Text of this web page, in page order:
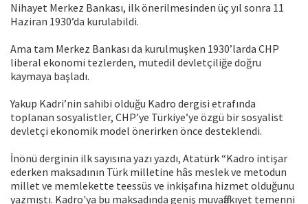
Nihayet Merkez Bankası, ilk önerilmesinden üç yıl sonra 11
Haziran 1930’da kurulabildi.
Ama tam Merkez Bankası da kurulmuşken 1930’larda CHP
liberal ekonomi tezlerden, mutedil devletçiliğe doğru
kaymaya başladı.
Yakup Kadri’nin sahibi olduğu Kadro dergisi etrafında
toplanan sosyalistler, CHP’ye Türkiye’ye özgü bir sosyalist
devletçi ekonomik model önerirken önce desteklendi.
İnönü derginin ilk sayısına yazı yazdı, Atatürk “Kadro intişar
ederken maksadının Türk milletine hâs meslek ve metodun
millet ve memlekette teessüs ve inkişafına hizmet olduğunu
yazmıştı. Kadro'ya bu maksadında geniş muvaffakıyet temenni